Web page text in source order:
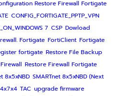
Restore Firewall Fortigate
CONFIG_FORTIGATE_PPTP_VPN
7 CSP Dowload
Fortigate FortiClient Fortigate
fortigate Restore File Backup
Restore Firewall Fortigate
8x5xNBD SMARTnet 8x5xNBD (Next
TAC upgrade firmware